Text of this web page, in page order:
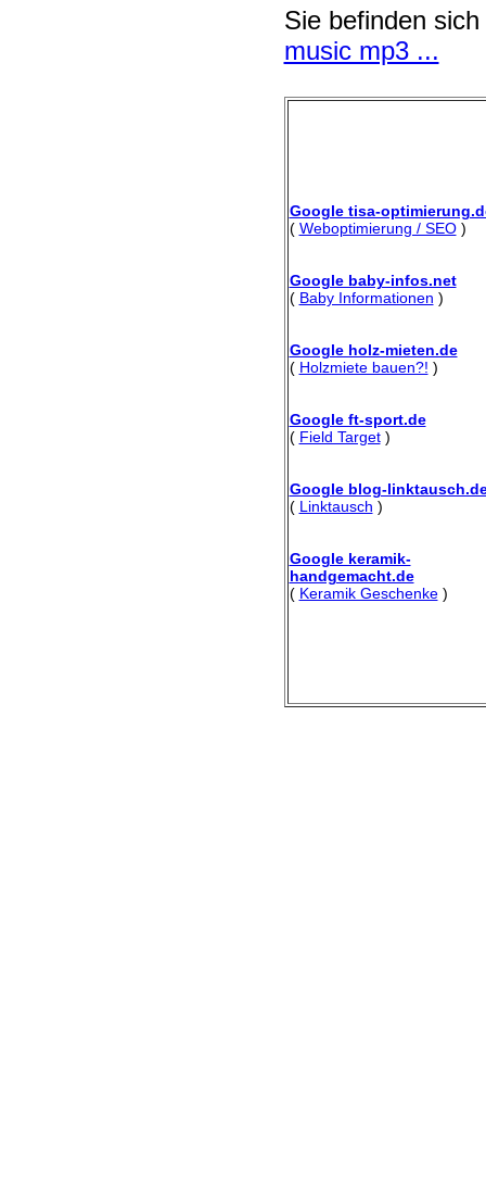
Sie befinden
music mp3 ...
Google tisa-
( Weboptimierung / SEO)
Google baby-infos.net
( Baby Informationen )
Google holz-mieten.de
( Holzmiete bauen?! )
Google ft-sport.de
( Field Target)
Google blog-
( Linktausch )
Google keramik-
handgemacht.de
( Keramik Geschenke)